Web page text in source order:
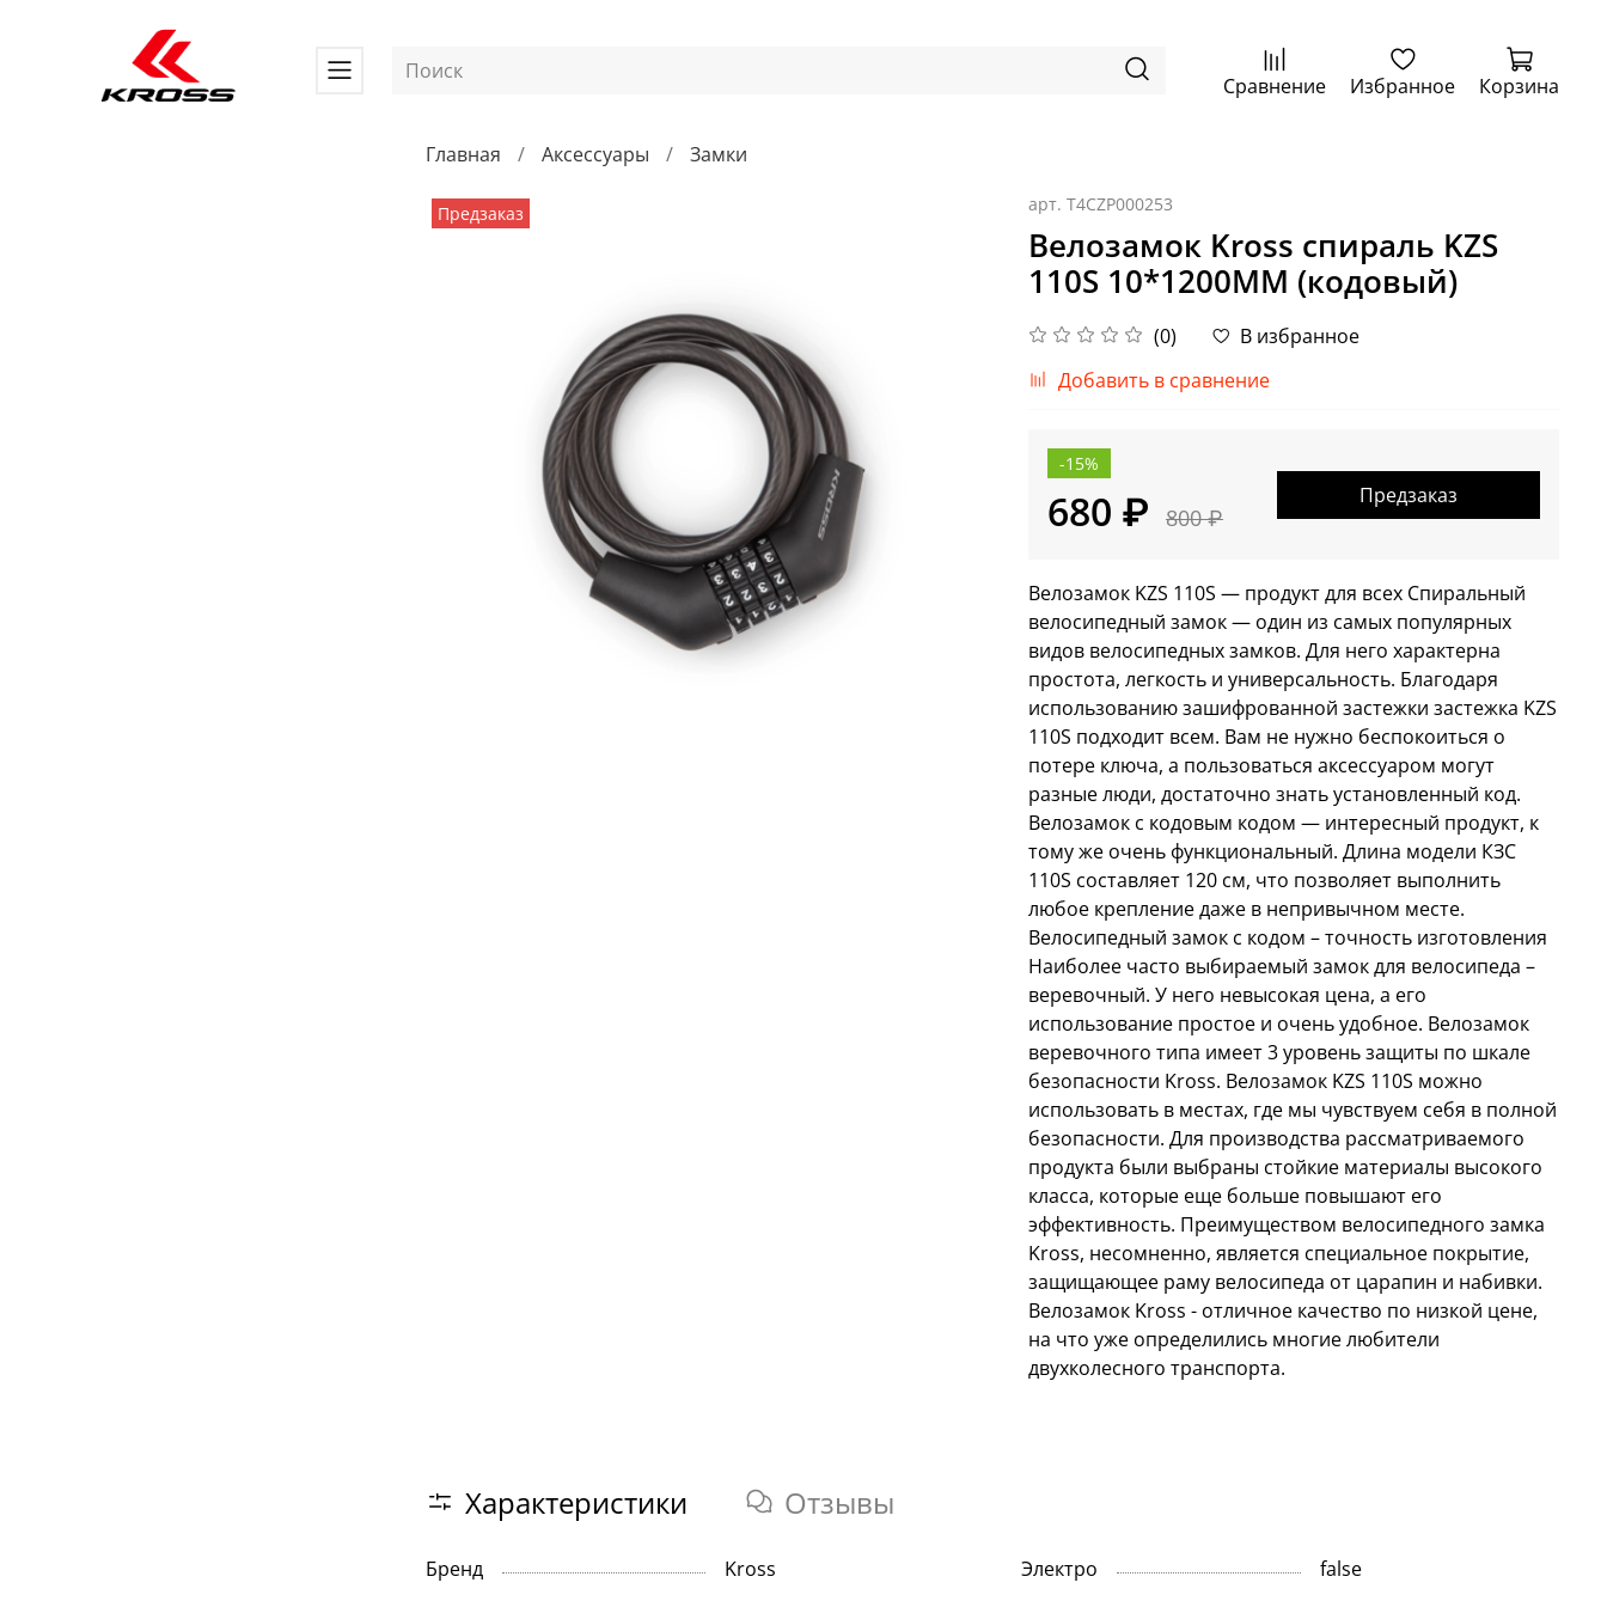
Сравнение Избранное Корзина
Главная Аксессуары Замки
Предзаказ арт. T4CZP000253
Велозамок Kross спираль KZS
110S 10*1200MM (кодовый)
(0)
В избранное
Добавить в сравнение
-15%
680 ₽ 800 ₽
Предзаказ
Велозамок KZS 110S — продукт для всех Спиральный
велосипедный замок — один из самых популярных
видов велосипедных замков. Для него характерна
простота, легкость и универсальность. Благодаря
использованию зашифрованной застежки застежка KZS
110S подходит всем. Вам не нужно беспокоиться о
потере ключа, а пользоваться аксессуаром могут
разные люди, достаточно знать установленный код.
Велозамок с кодовым кодом — интересный продукт, к
тому же очень функциональный. Длина модели КЗС
110S составляет 120 см, что позволяет выполнить
любое крепление даже в непривычном месте.
Велосипедный замок с кодом – точность изготовления
Наиболее часто выбираемый замок для велосипеда –
веревочный. У него невысокая цена, а его
использование простое и очень удобное. Велозамок
веревочного типа имеет 3 уровень защиты по шкале
безопасности Kross. Велозамок KZS 110S можно
использовать в местах, где мы чувствуем себя в полной
безопасности. Для производства рассматриваемого
продукта были выбраны стойкие материалы высокого
класса, которые еще больше повышают его
эффективность. Преимуществом велосипедного замка
Kross, несомненно, является специальное покрытие,
защищающее раму велосипеда от царапин и набивки.
Велозамок Kross - отличное качество по низкой цене,
на что уже определились многие любители
двухколесного транспорта.
Характеристики Отзывы
Бренд Kross Электро
false